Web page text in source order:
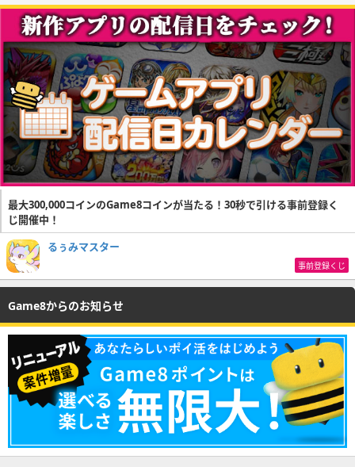
最大300,000コインのGame8コインが当たる！30秒で引ける事前登録く
じ開催中！
るぅみマスター
事前登録くじ
Game8からのお知らせ